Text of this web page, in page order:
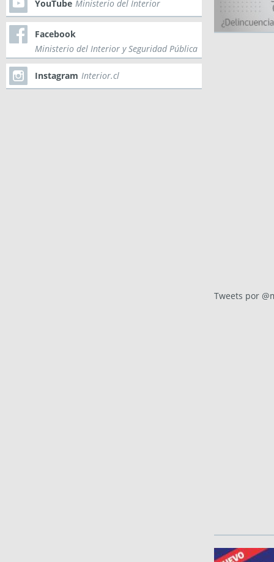
YouTube Ministerio del Interior
Facebook
Ministerio del Interior y Seguridad Pública
Instagram Interior.cl
Tweets por